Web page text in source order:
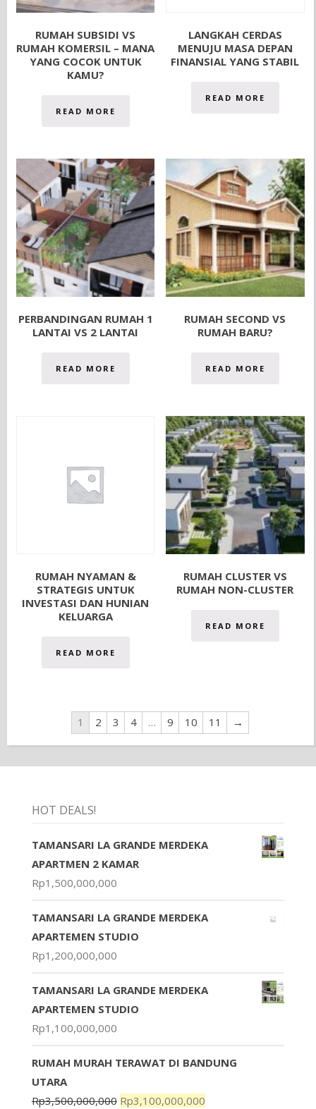
RUMAH SUBSIDI VS
RUMAH KOMERSIL – MANA
YANG COCOK UNTUK
KAMU?
READ MORE
LANGKAH CERDAS
MENUJU MASA DEPAN
FINANSIAL YANG STABIL
READ MORE
PERBANDINGAN RUMAH 1
LANTAI VS 2 LANTAI
READ MORE
RUMAH SECOND VS
RUMAH BARU?
READ MORE
RUMAH NYAMAN &
STRATEGIS UNTUK
INVESTASI DAN HUNIAN
KELUARGA
READ MORE
RUMAH CLUSTER VS
RUMAH NON-CLUSTER
READ MORE
1 2 3 4 … 9 10 11 →
HOT DEALS!
TAMANSARI LA GRANDE MERDEKA
APARTMEN 2 KAMAR
Rp1,500,000,000
TAMANSARI LA GRANDE MERDEKA
APARTEMEN STUDIO
Rp1,200,000,000
TAMANSARI LA GRANDE MERDEKA
APARTEMEN STUDIO
Rp1,100,000,000
RUMAH MURAH TERAWAT DI BANDUNG
UTARA
Rp3,500,000,000 Rp3,100,000,000